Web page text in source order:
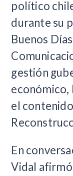
político
durante su
Buenos
gestión
económico,
el
En
Vidal afirmó